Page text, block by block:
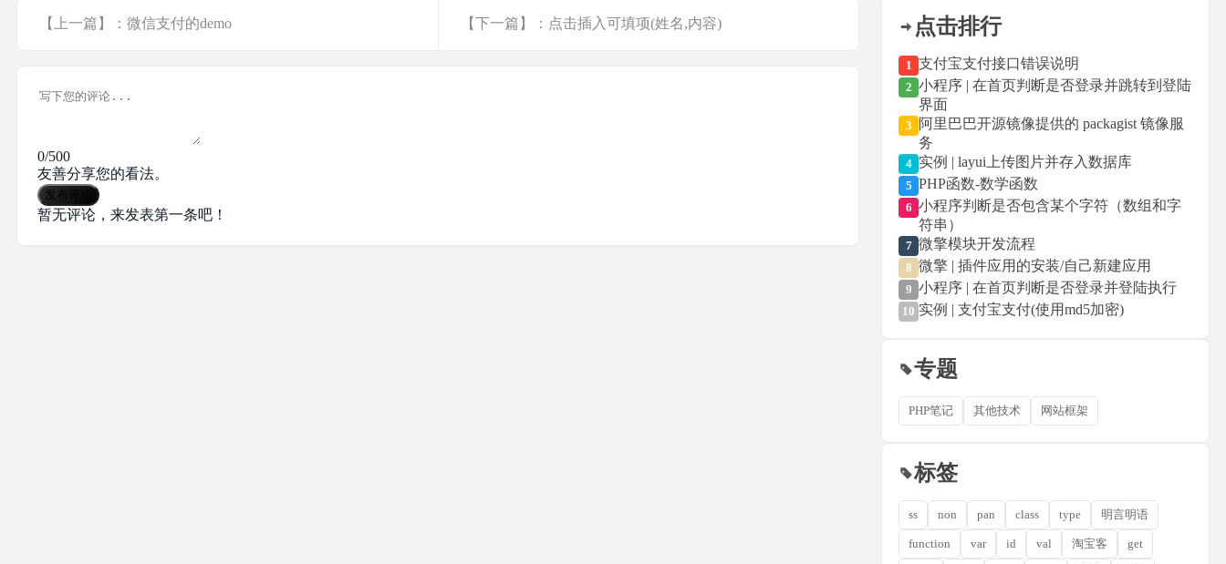
【上一篇】：微信支付的demo 【下一篇】：点击插入可填项(姓名,内容)
0/500
友善分享您的看法。
发布评论
暂无评论，来发表第一条吧！
点击排行
1 支付宝支付接口错误说明
2 小程序 | 在首页判断是否登录并跳转到登陆
界面
3
阿里巴巴开源镜像提供的 packagist 镜像服
务
4 实例 | layui上传图片并存入数据库
5 PHP函数-数学函数
6 小程序判断是否包含某个字符（数组和字
符串）
7 微擎模块开发流程
8 微擎 | 插件应用的安装/自己新建应用
9 小程序 | 在首页判断是否登录并登陆执行
10 实例 | 支付宝支付(使用md5加密)
专题
PHP笔记 其他技术 网站框架
标签
ss non pan class type 明言明语
function var id val 淘宝客 get